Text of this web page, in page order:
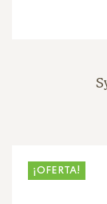
¡OFERTA!